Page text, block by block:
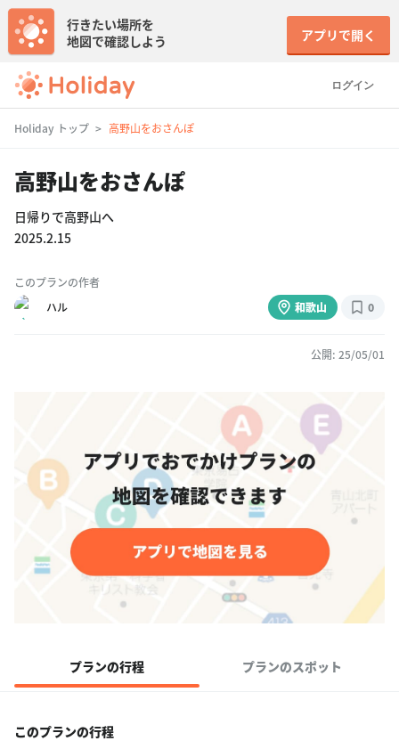
ログイン
行きたい場所を
地図で確認しよう
アプリで開く
Holiday トップ 高野山をおさんぽ
高野山をおさんぽ
日帰りで高野山へ
2025.2.15
このプランの作者
ハル
和歌山 0
公開: 25/05/01
プランの行程 プランのスポット
このプランの行程